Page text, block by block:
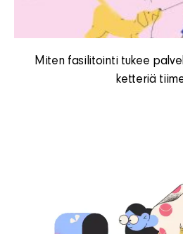
Miten fasilitointi tukee
ketteriä